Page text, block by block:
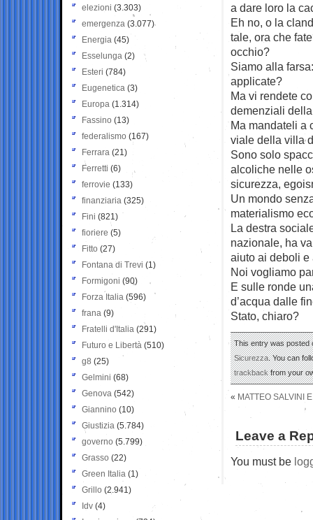
a dare loro la
Eh no, o la
tale, ora che
occhio?
Siamo alla
applicate?
Ma vi rendete
demenziali
Ma mandateli a
viale della villa
Sono solo
alcoliche nelle
sicurezza,
Un mondo
materialismo
La destra
nazionale, ha
aiuto ai deboli
Noi vogliamo
E sulle ronde
d’acqua dalle
Stato, chiaro?
This entry was posted
Sicurezza. You can
trackbackfrom your
« MATTEO SALVINI
Leave a
You must be
elezioni (3.303)
emergenza (3.077)
Energia (45)
Esselunga (2)
Esteri (784)
Eugenetica (3)
Europa (1.314)
Fassino (13)
federalismo (167)
Ferrara (21)
Ferretti (6)
ferrovie (133)
finanziaria (325)
Fini (821)
fioriere (5)
Fitto (27)
Fontana di Trevi (1)
Formigoni (90)
Forza Italia (596)
frana (9)
Fratelli d'Italia (291)
Futuro e Libertà (510)
g8 (25)
Gelmini (68)
Genova (542)
Giannino (10)
Giustizia (5.784)
governo (5.799)
Grasso (22)
Green Italia (1)
Grillo (2.941)
Idv (4)